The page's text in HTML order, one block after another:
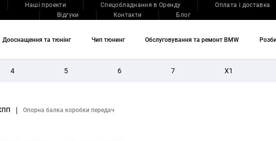
Наші проекти Спецобладнання в Оренду
Оплата і доставка
Відгуки
Контакти Блог
Дооснащення та тюнінг Чип тюнинг Обслуговування та ремонт BMW
4 5 6 7 X1
Опорна балка коробки передач